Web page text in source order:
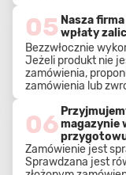
05 Nasza
wpłaty
Bezzwłocznie
Jeżeli produkt nie
zamówienia,
zamówienia lub
06magazynie
Zamówienie jest
Sprawdzana jest